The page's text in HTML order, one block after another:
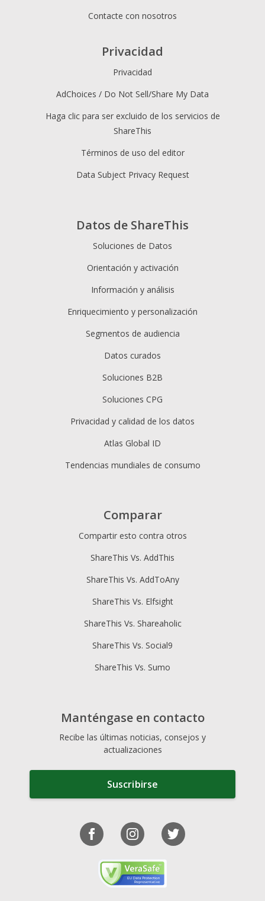
Datos de ShareThis
Soluciones de Datos
Orientación y activación
Información y análisis
Enriquecimiento y personalización
Segmentos de audiencia
Datos curados
Soluciones B2B
Soluciones CPG
Privacidad y calidad de los datos
Atlas Global ID
Tendencias mundiales de consumo
Contacte con nosotros
Privacidad
Privacidad
AdChoices / Do Not Sell/Share My Data
Haga clic para ser excluido de los servicios de
ShareThis
Términos de uso del editor
Data Subject Privacy Request
Comparar
Compartir esto contra otros
ShareThis Vs. AddThis
ShareThis Vs. AddToAny
ShareThis Vs. Elfsight
ShareThis Vs. Shareaholic
ShareThis Vs. Social9
ShareThis Vs. Sumo
Manténgase en contacto
Recibe las últimas noticias, consejos y
actualizaciones
Suscribirse